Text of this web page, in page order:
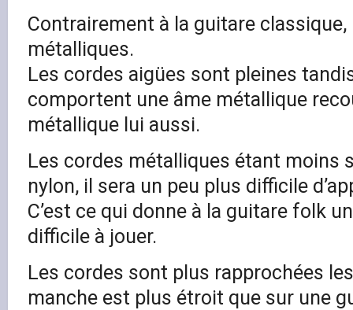
Contrairement à la guitare
métalliques.
Les cordes aigües sont pleines
comportent une âme métallique
métallique lui aussi.
Les cordes métalliques étant moins
nylon, il sera un peu plus difficile
C’est ce qui donne à la guitare folk
difficile à jouer.
Les cordes sont plus rapprochées
manche est plus étroit que sur une